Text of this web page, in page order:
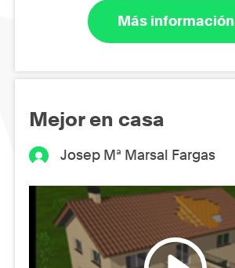
Más información
Mejor en casa
Josep Mª Marsal Fargas